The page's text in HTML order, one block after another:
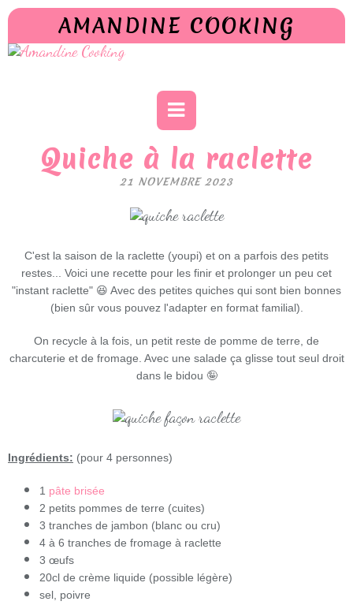
AMANDINE COOKING
Quiche à la raclette
21 NOVEMBRE 2023
C'est la saison de la raclette (youpi) et on a parfois des petits
restes... Voici une recette pour les finir et prolonger un peu cet
"instant raclette" 😆 Avec des petites quiches qui sont bien bonnes
(bien sûr vous pouvez l'adapter en format familial).
On recycle à la fois, un petit reste de pomme de terre, de
charcuterie et de fromage. Avec une salade ça glisse tout seul droit
dans le bidou 🤪
Ingrédients: (pour 4 personnes)
1 pâte brisée
2 petits pommes de terre (cuites)
3 tranches de jambon (blanc ou cru)
4 à 6 tranches de fromage à raclette
3 œufs
20cl de crème liquide (possible légère)
sel, poivre